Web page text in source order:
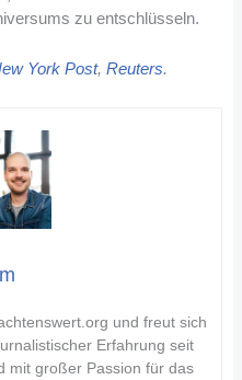
zu entschlüsseln.
York Post,Reuters.
und freut sich
Erfahrung seit
mit großer Passion für das